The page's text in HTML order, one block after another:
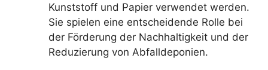
Kunststoff und Papier verwendet werden.
Sie spielen eine entscheidende Rolle bei
der Förderung der Nachhaltigkeit und der
Reduzierung von Abfalldeponien.